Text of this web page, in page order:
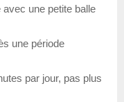
une petite balle
une période
par jour, pas plus